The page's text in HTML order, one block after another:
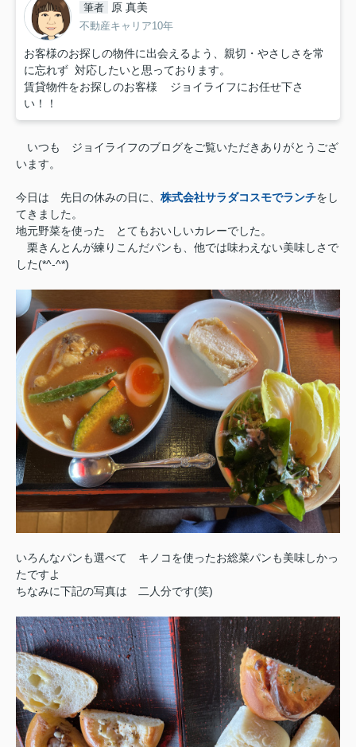
筆者 原 真美
不動産キャリア10年
お客様のお探しの物件に出会えるよう、親切・やさしさを常
に忘れず 対応したいと思っております。
賃貸物件をお探しのお客様 ジョイライフにお任せ下さ
い！！
いつも ジョイライフのブログをご覧いただきありがとうござ
います。
今日は 先日の休みの日に、 株式会社サラダコスモでランチをし
てきました。
地元野菜を使った とてもおいしいカレーでした。
栗きんとんが練りこんだパンも、他では味わえない美味しさで
した(*^-^*)
いろんなパンも選べて キノコを使ったお総菜パンも美味しかっ
たですよ
ちなみに下記の写真は 二人分です(笑)